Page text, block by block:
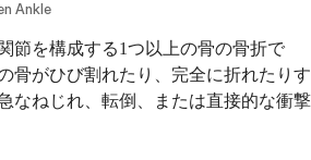
Ankle
節を構成する1つ以上の骨の骨折で
骨がひび割れたり、完全に折れたりす
なねじれ、転倒、または直接的な衝撃